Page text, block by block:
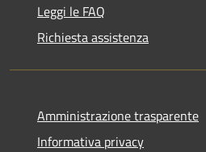
Leggi le FAQ
Richiesta assistenza
Amministrazione trasparente
Informativa privacy